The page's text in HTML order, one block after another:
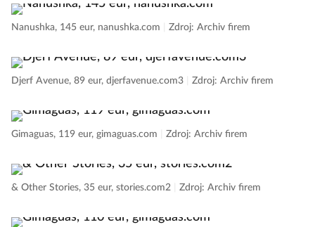
Nanushka, 145 eur, nanushka.com Zdroj: Archiv firem
Djerf Avenue, 89 eur, djerfavenue.com3 Zdroj: Archiv firem
Gimaguas, 119 eur, gimaguas.com Zdroj: Archiv firem
& Other Stories, 35 eur, stories.com2 Zdroj: Archiv firem